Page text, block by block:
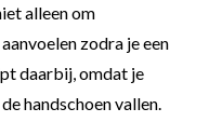
alleen om
zodra je een
daarbij, omdat je
handschoen vallen.